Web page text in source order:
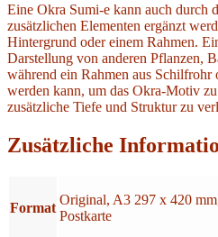
Eine Okra Sumi-e kann auch durch
zusätzlichen Elementen ergänzt
Hintergrund oder einem Rahmen.
Darstellung von anderen Pflanzen,
während ein Rahmen aus Schilfrohr
werden kann, um das Okra-Motiv
zusätzliche Tiefe und Struktur zu
Zusätzliche
Format
Original, A3 297 x 420
Postkarte